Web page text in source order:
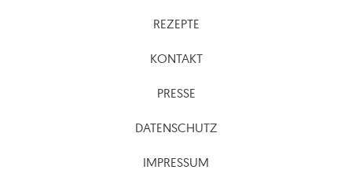
REZEPTE
KONTAKT
PRESSE
DATENSCHUTZ
IMPRESSUM